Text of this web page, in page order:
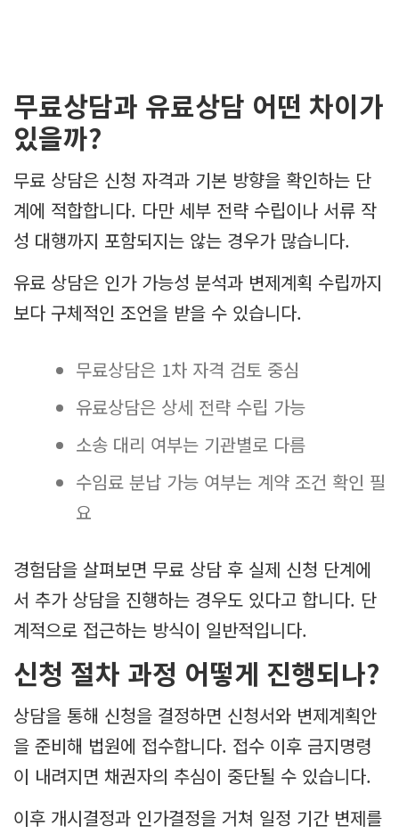
무료상담과 유료상담 어떤 차이가
있을까?
무료 상담은 신청 자격과 기본 방향을 확인하는 단
계에 적합합니다. 다만 세부 전략 수립이나 서류 작
성 대행까지 포함되지는 않는 경우가 많습니다.
유료 상담은 인가 가능성 분석과 변제계획 수립까지
보다 구체적인 조언을 받을 수 있습니다.
무료상담은 1차 자격 검토 중심
유료상담은 상세 전략 수립 가능
소송 대리 여부는 기관별로 다름
수임료 분납 가능 여부는 계약 조건 확인 필
요
경험담을 살펴보면 무료 상담 후 실제 신청 단계에
서 추가 상담을 진행하는 경우도 있다고 합니다. 단
계적으로 접근하는 방식이 일반적입니다.
신청 절차 과정 어떻게 진행되나?
상담을 통해 신청을 결정하면 신청서와 변제계획안
을 준비해 법원에 접수합니다. 접수 이후 금지명령
이 내려지면 채권자의 추심이 중단될 수 있습니다.
이후 개시결정과 인가결정을 거쳐 일정 기간 변제를